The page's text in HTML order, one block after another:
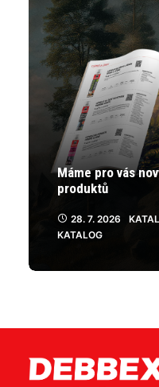
Máme pro vás
produktů
28. 7. 2026
KATALOG